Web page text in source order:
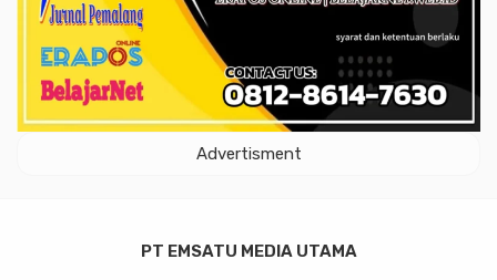
Advertisment
PT EMSATU MEDIA UTAMA